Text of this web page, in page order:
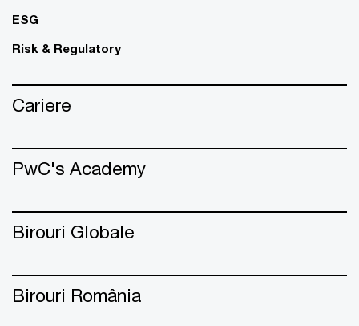
ESG
Risk & Regulatory
Cariere
PwC's Academy
Birouri Globale
Birouri România